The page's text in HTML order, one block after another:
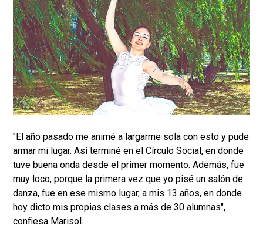
"El año pasado me animé a largarme sola con esto y pude
armar mi lugar. Así terminé en el Círculo Social, en donde
tuve buena onda desde el primer momento. Además, fue
muy loco, porque la primera vez que yo pisé un salón de
danza, fue en ese mismo lugar, a mis 13 años, en donde
hoy dicto mis propias clases a más de 30 alumnas",
confiesa Marisol.